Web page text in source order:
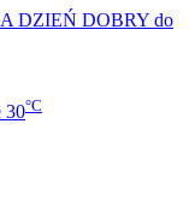
DZIEŃ DOBRY do
30°C